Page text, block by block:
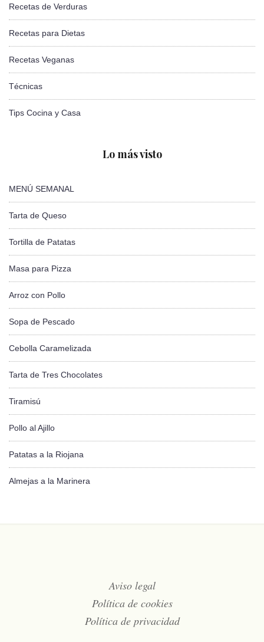
Recetas de Verduras
Recetas para Dietas
Recetas Veganas
Técnicas
Tips Cocina y Casa
Lo más visto
MENÚ SEMANAL
Tarta de Queso
Tortilla de Patatas
Masa para Pizza
Arroz con Pollo
Sopa de Pescado
Cebolla Caramelizada
Tarta de Tres Chocolates
Tiramisú
Pollo al Ajillo
Patatas a la Riojana
Almejas a la Marinera
Aviso legal
Política de cookies
Política de privacidad